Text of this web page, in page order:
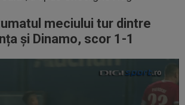
meciului tur dintre
și Dinamo, scor 1-1